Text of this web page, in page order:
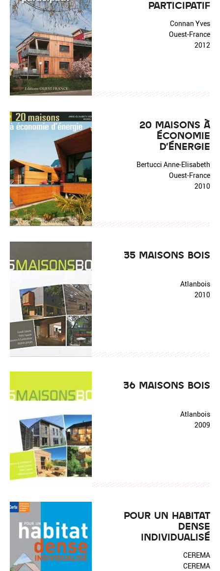
PARTICIPATIF
Connan Yves
Ouest-France
2012
20 MAISONS À
ÉCONOMIE
D'ÉNERGIE
Bertucci Anne-Elisabeth
Ouest-France
2010
35 MAISONS BOIS
Atlanbois
2010
36 MAISONS BOIS
Atlanbois
2009
POUR UN HABITAT
DENSE
INDIVIDUALISÉ
CEREMA
CEREMA